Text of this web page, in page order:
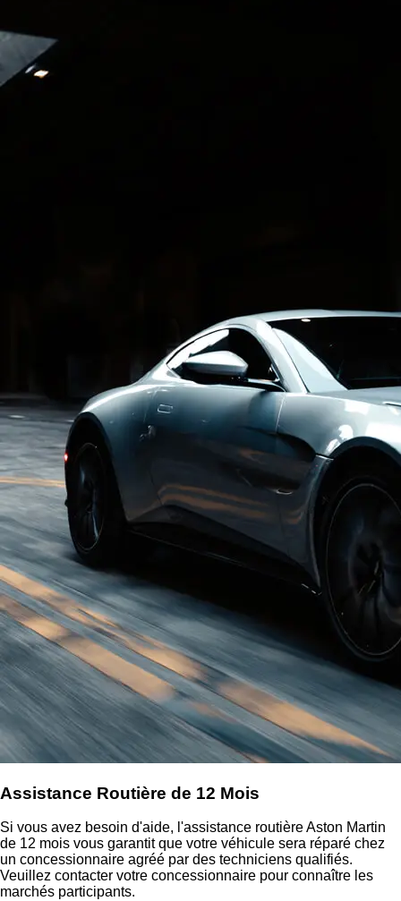
Assistance Routière de 12 Mois
Si vous avez besoin d'aide, l'assistance routière Aston Martin
de 12 mois vous garantit que votre véhicule sera réparé chez
un concessionnaire agréé par des techniciens qualifiés.
Veuillez contacter votre concessionnaire pour connaître les
marchés participants.